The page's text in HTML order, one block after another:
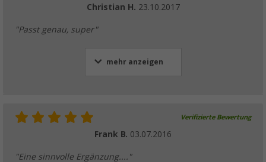
Christian H. 23.10.2017
"Passt genau, super"
mehr anzeigen
Verifizierte Bewertung
Frank B. 03.07.2016
"Eine sinnvolle Ergänzung...."